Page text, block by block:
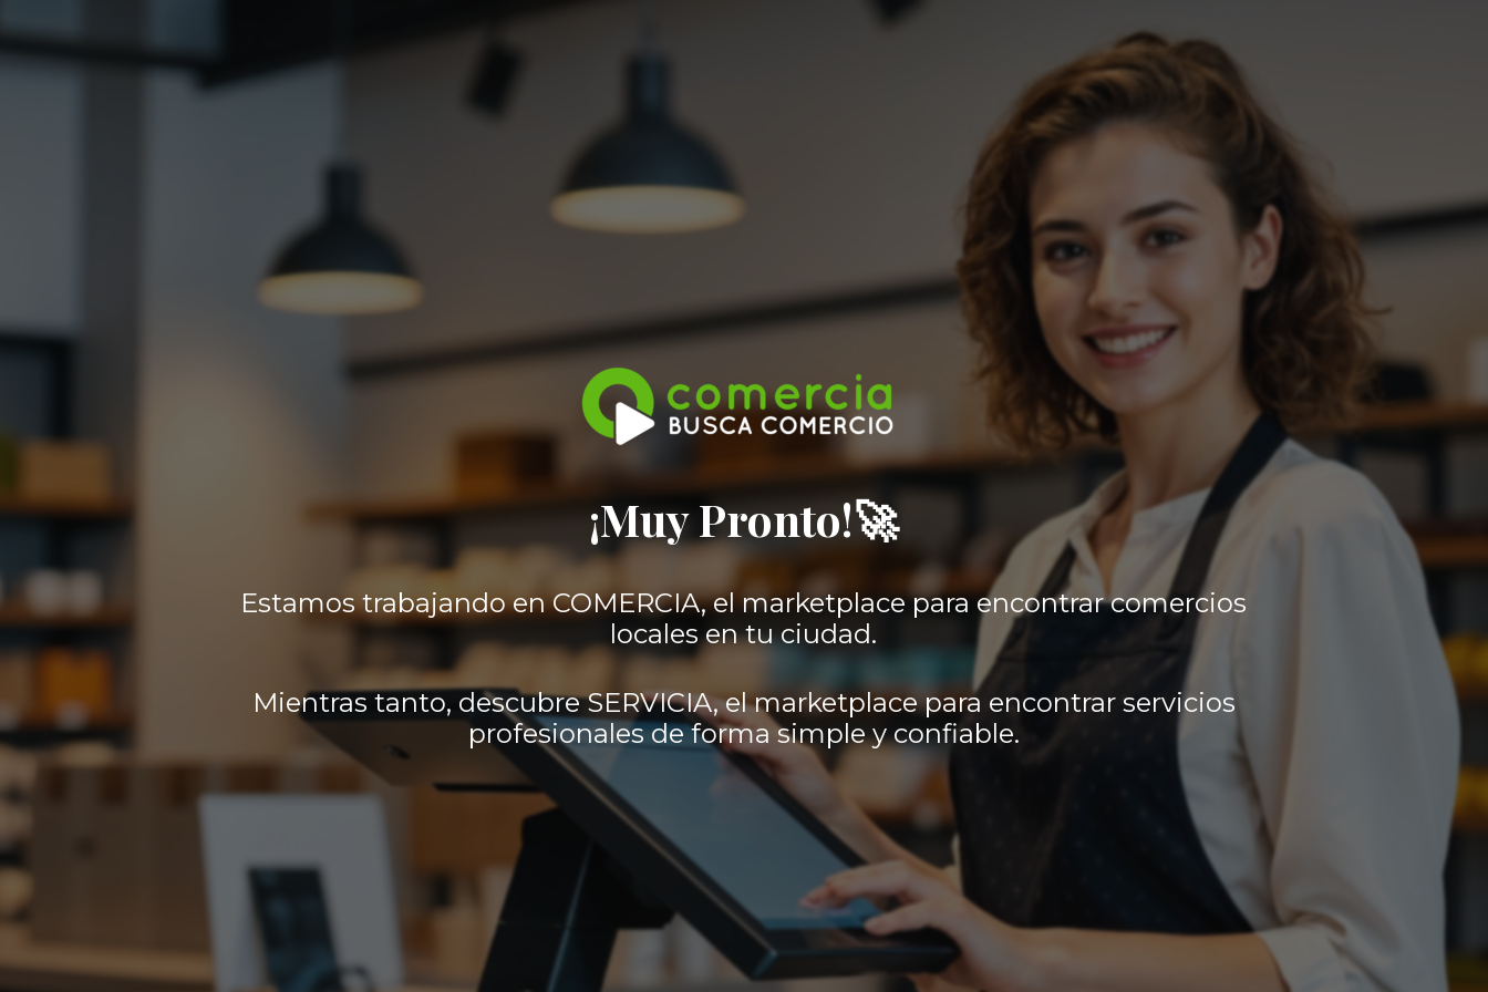
¡Muy Pronto!🚀
Estamos trabajando en COMERCIA, el marketplace para encontrar comercios
locales en tu ciudad.
Mientras tanto, descubre SERVICIA, el marketplace para encontrar servicios
profesionales de forma simple y confiable.